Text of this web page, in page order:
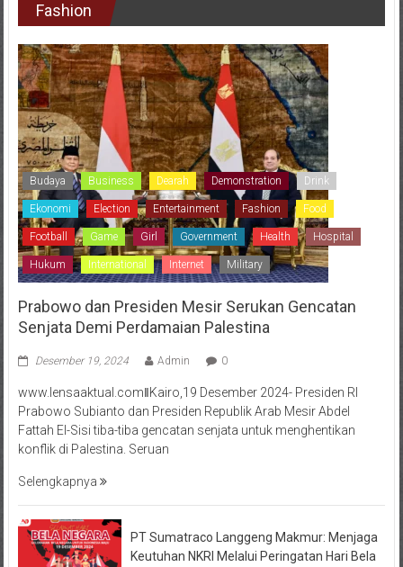
Fashion
Budaya Business Dearah Demonstration Drink
Ekonomi Election Entertainment Fashion Food
Football Game Girl Government Health Hospital
Hukum International Internet Military
Prabowo dan Presiden Mesir Serukan Gencatan
Senjata Demi Perdamaian Palestina
Desember 19, 2024 Admin 0
www.lensaaktual.comǁKairo,19 Desember 2024- Presiden RI
Prabowo Subianto dan Presiden Republik Arab Mesir Abdel
Fattah El-Sisi tiba-tiba gencatan senjata untuk menghentikan
konflik di Palestina. Seruan
Selengkapnya
PT Sumatraco Langgeng Makmur: Menjaga
Keutuhan NKRI Melalui Peringatan Hari Bela